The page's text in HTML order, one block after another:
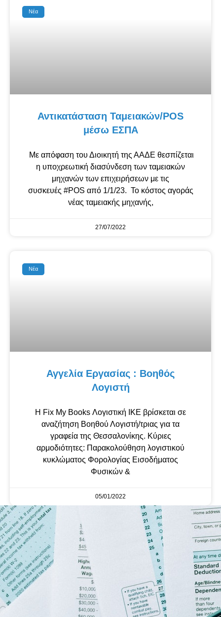
Νέα
Αντικατάσταση Ταμειακών/POS
μέσω ΕΣΠΑ
Με απόφαση του Διοικητή της ΑΑΔΕ θεσπίζεται
η υποχρεωτική διασύνδεση των ταμειακών
μηχανών των επιχειρήσεων με τις
συσκευές #POS από 1/1/23. Το κόστος αγοράς
νέας ταμειακής μηχανής,
27/07/2022
Νέα
Αγγελία Εργασίας : Βοηθός
Λογιστή
Η Fix My Books Λογιστική ΙΚΕ βρίσκεται σε
αναζήτηση Βοηθού Λογιστή/τριας για τα
γραφεία της Θεσσαλονίκης. Κύριες
αρμοδιότητες: Παρακολούθηση λογιστικού
κυκλώματος Φορολογίας Εισοδήματος
Φυσικών &
05/01/2022